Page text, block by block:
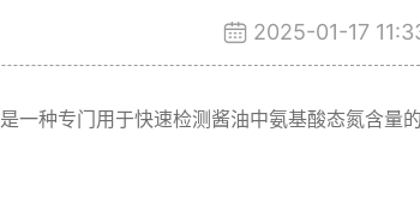
2025-01-17
是一种专门用于快速检测酱油中氨基酸态氮含量